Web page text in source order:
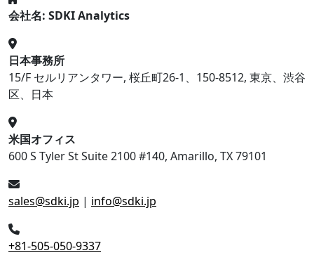
会社名: SDKI Analytics
日本事務所
15/F セルリアンタワー, 桜丘町26-1、150-8512, 東京、渋谷
区、日本
米国オフィス
600 S Tyler St Suite 2100 #140, Amarillo, TX 79101
sales@sdki.jp | info@sdki.jp
+81-505-050-9337